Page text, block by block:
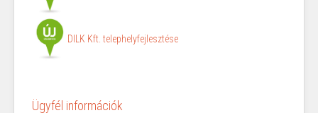
DILK Kft. telephelyfejlesztése
Ügyfél információk